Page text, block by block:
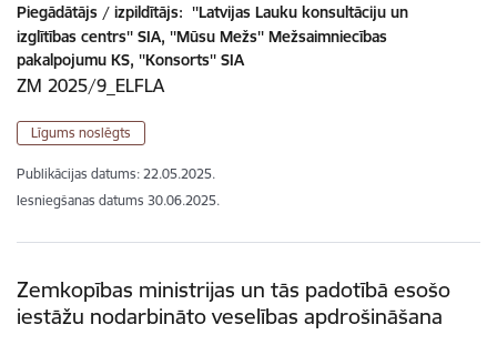
Piegādātājs / izpildītājs: ''Latvijas Lauku konsultāciju un
izglītības centrs'' SIA, ''Mūsu Mežs'' Mežsaimniecības
pakalpojumu KS, ''Konsorts'' SIA
ZM 2025/9_ELFLA
Līgums noslēgts
Publikācijas datums: 22.05.2025.
Iesniegšanas datums 30.06.2025.
Zemkopības ministrijas un tās padotībā esošo
iestāžu nodarbināto veselības apdrošināšana